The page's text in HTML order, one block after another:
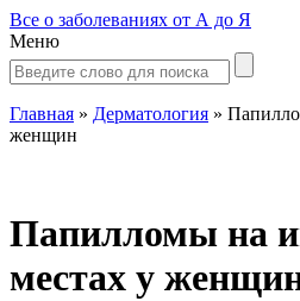
Все о заболеваниях от А до Я
Меню
Главная » Дерматология »
женщин
Папилломы на
местах у